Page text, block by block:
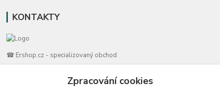
KONTAKTY
☎ Ershop.cz - specializovaný obchod
🛡️ Zákaznická podpora
Zpracování cookies